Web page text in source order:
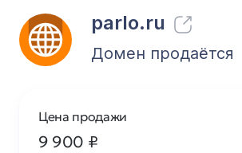
parlo.ru
Домен продаётся
Цена продажи
9 900 ₽